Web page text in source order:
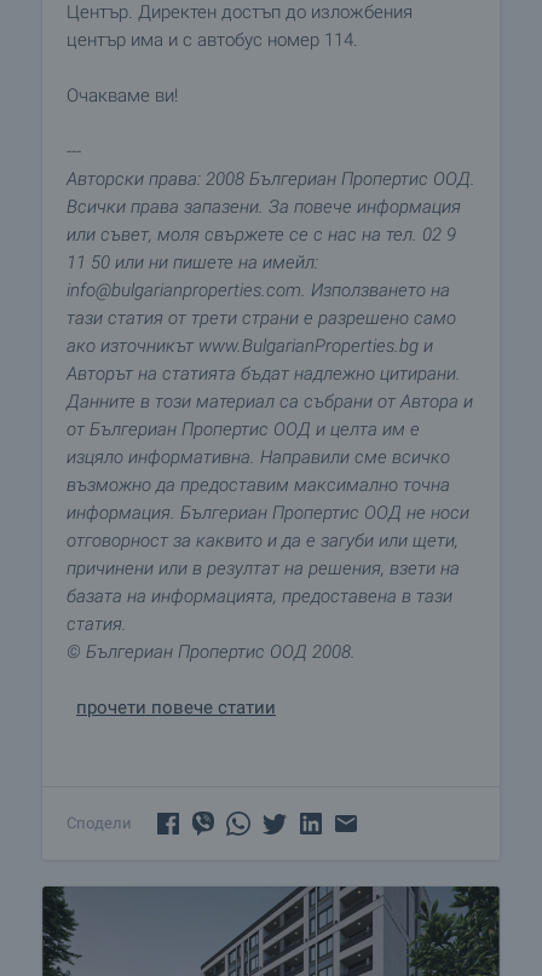
Център. Директен достъп до изложбения
център има и с автобус номер 114.
Очакваме ви!
---
Авторски права: 2008 Бългериан Пропертис ООД.
Всички права запазени. За повече информация
или съвет, моля свържете се с нас на тел. 02 9
11 50 или ни пишете на имейл:
info@bulgarianproperties.com. Използването на
тази статия от трети страни е разрешено само
ако източникът www.BulgarianProperties.bg и
Авторът на статията бъдат надлежно цитирани.
Данните в този материал са събрани от Автора и
от Бългериан Пропертис ООД и целта им е
изцяло информативна. Направили сме всичко
възможно да предоставим максимално точна
информация. Бългериан Пропертис ООД не носи
отговорност за каквито и да е загуби или щети,
причинени или в резултат на решения, взети на
базата на информацията, предоставена в тази
статия.
© Бългериан Пропертис ООД 2008.
прочети повече статии
Сподели